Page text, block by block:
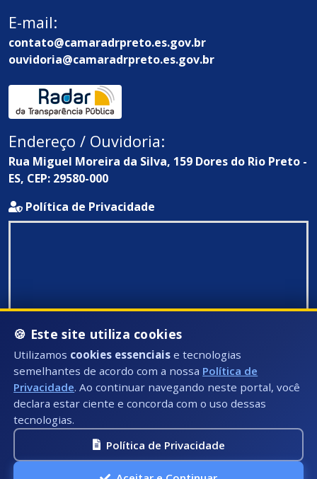
E-mail:
contato@camaradrpreto.es.gov.br
ouvidoria@camaradrpreto.es.gov.br
Endereço / Ouvidoria:
Rua Miguel Moreira da Silva, 159 Dores do Rio Preto -
ES, CEP: 29580-000
Política de Privacidade
Todos Direitos Reservados ©: 2026
🍪 Este site utiliza cookies
Utilizamos cookies essenciais e tecnologias
semelhantes de acordo com a nossa Política de
Privacidade. Ao continuar navegando neste portal, você
declara estar ciente e concorda com o uso dessas
tecnologias.
Política de Privacidade